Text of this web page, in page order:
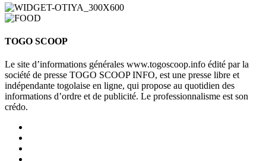
TOGO SCOOP
Le site d’informations générales www.togoscoop.info édité par la
société de presse TOGO SCOOP INFO, est une presse libre et
indépendante togolaise en ligne, qui propose au quotidien des
informations d’ordre et de publicité. Le professionnalisme est son
crédo.